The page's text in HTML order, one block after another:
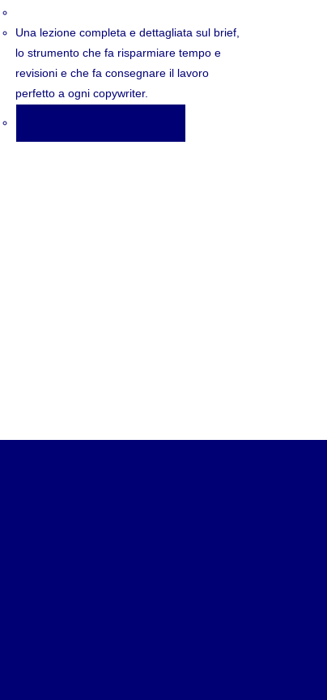
Una lezione completa e dettagliata sul brief,
lo strumento che fa risparmiare tempo e
revisioni e che fa consegnare il lavoro
perfetto a ogni copywriter.